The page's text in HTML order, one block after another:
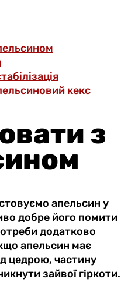
кекс
з
апельсин у
добре його помити
додатково
апельсин має
цедрою, частину
зайвої гіркоти.